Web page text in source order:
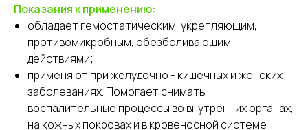
Показания к применению:
обладает гемостатическим, укрепляющим,
противомикробным, обезболивающим
действиями;
применяют при желудочно - кишечных и женских
заболеваниях. Помогает снимать
воспалительные процессы во внутренних органах,
на кожных покровах и в кровеносной системе